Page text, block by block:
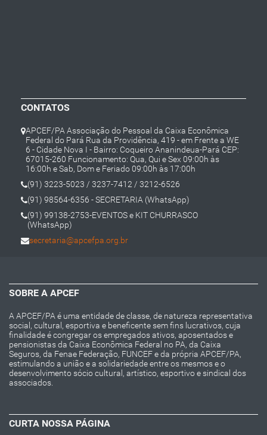
CONTATOS
APCEF/PA Associação do Pessoal da Caixa Econômica
Federal do Pará Rua da Providência, 419 - em Frente a WE
6 - Cidade Nova I - Bairro: Coqueiro Ananindeua-Pará CEP:
67015-260 Funcionamento: Qua, Qui e Sex 09:00h às
16:00h e Sab, Dom e Feriado 09:00h às 17:00h
(91) 3223-5023 / 3237-7412 / 3212-6526
(91) 98564-6356 - SECRETARIA (WhatsApp)
(91) 99138-2753-EVENTOS e KIT CHURRASCO
(WhatsApp)
secretaria@apcefpa.org.br
SOBRE A APCEF
A APCEF/PA é uma entidade de classe, de natureza representativa
social, cultural, esportiva e beneficente sem fins lucrativos, cuja
finalidade é congregar os empregados ativos, aposentados e
pensionistas da Caixa Econômica Federal no PA, da Caixa
Seguros, da Fenae Federação, FUNCEF e da própria APCEF/PA,
estimulando a união e a solidariedade entre os mesmos e o
desenvolvimento sócio cultural, artístico, esportivo e sindical dos
associados.
CURTA NOSSA PÁGINA